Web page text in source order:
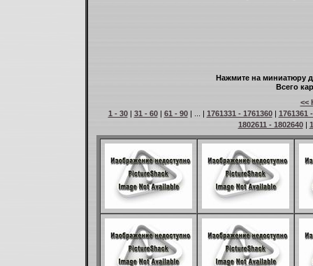
Нажмите на миниатюру
Всего
<<
1 - 30| 31 - 60| 61 - 90| ... | 1761331 - 1761360| 1761361
1802611 - 1802640|